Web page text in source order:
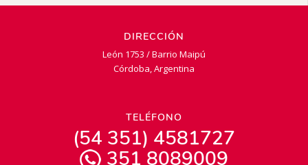
DIRECCIÓN
León 1753 / Barrio Maipú
Córdoba, Argentina
TELÉFONO
(54 351) 4581727
351 8089009